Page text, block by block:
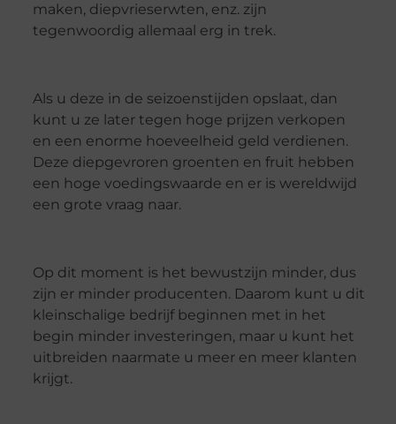
maken, diepvrieserwten, enz. zijn
tegenwoordig allemaal erg in trek.
Als u deze in de seizoenstijden opslaat, dan
kunt u ze later tegen hoge prijzen verkopen
en een enorme hoeveelheid geld verdienen.
Deze diepgevroren groenten en fruit hebben
een hoge voedingswaarde en er is wereldwijd
een grote vraag naar.
Op dit moment is het bewustzijn minder, dus
zijn er minder producenten. Daarom kunt u dit
kleinschalige bedrijf beginnen met in het
begin minder investeringen, maar u kunt het
uitbreiden naarmate u meer en meer klanten
krijgt.